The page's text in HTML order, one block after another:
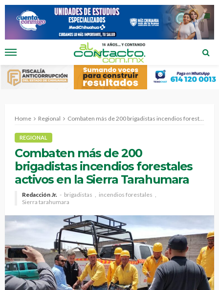
Home Regional Combaten más de 200 brigadistas incendios forestales activos en la Sierra Tarahumara
REGIONAL
Combaten más de 200
brigadistas incendios forestales
activos en la Sierra Tarahumara
Redacción Jr. brigadistas
incendios forestales
Sierra tarahumara